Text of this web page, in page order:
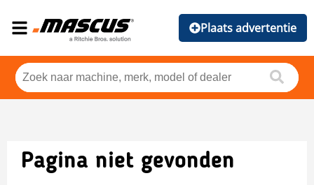
Plaats advertentie
Pagina niet gevonden